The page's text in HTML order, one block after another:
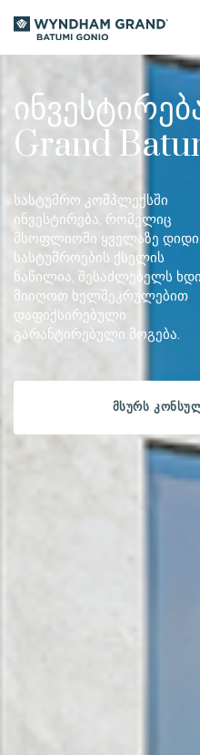
Grand
სასტუმრო კომპლექსში
ინვესტირება, რომელიც
მსოფლიოში ყველაზე დიდი
სასტუმროების ქსელის
ნაწილია, შესაძლებელს
მიიღოთ ხელშეკრულებით
დაფიქსირებული
გარანტირებული მოგება.
ᲛᲡᲣᲠᲡ